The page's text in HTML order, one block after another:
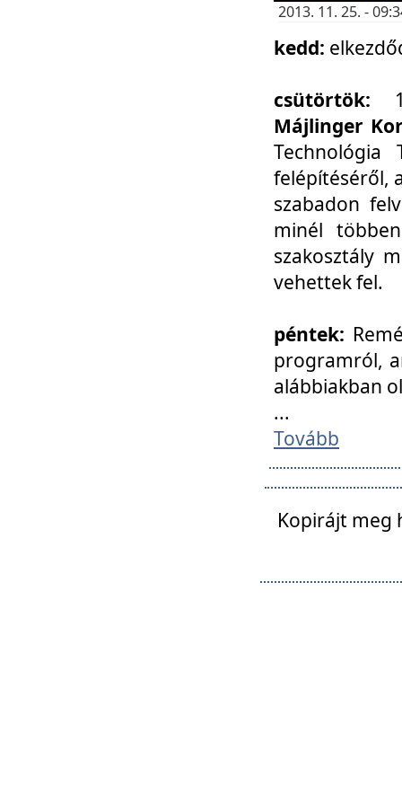
2013. 11. 25. -
kedd:
csütörtök:
Májlinger
Technológia
felépítéséről,
szabadon
minél
szakosztály
vehettek fel.
péntek:
programról,
alábbiakban
...
Tovább
Kopirájt meg